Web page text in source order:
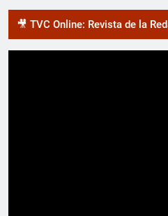
🎥 TVC Online: Revista de la